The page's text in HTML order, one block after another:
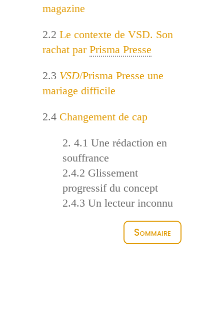
magazine
2.2 Le contexte de VSD. Son
rachat par Prisma Presse
2.3 VSD/Prisma Presse une
mariage difficile
2.4 Changement de cap
2. 4.1 Une rédaction en
souffrance
2.4.2 Glissement
progressif du concept
2.4.3 Un lecteur inconnu
Sommaire